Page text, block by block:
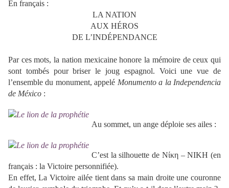
En français :
LA NATION
AUX HÉROS
DE L’INDÉPENDANCE
Par ces mots, la nation mexicaine honore la mémoire de ceux qui
sont tombés pour briser le joug espagnol. Voici une vue de
l’ensemble du monument, appelé Monumento a la Independencia
de México :
Au sommet, un ange déploie ses ailes :
C’est la silhouette de Νίκη – ΝΙΚΗ (en
français : la Victoire personnifiée).
En effet, La Victoire ailée tient dans sa main droite une couronne